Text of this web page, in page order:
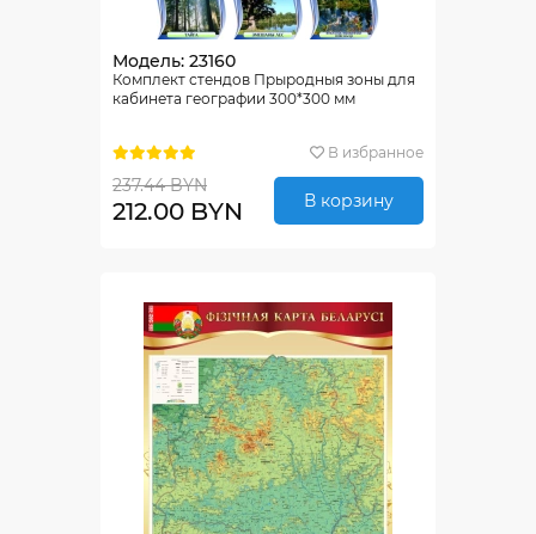
Модель: 23160
Комплект стендов Прыродныя зоны для
кабинета географии 300*300 мм
В избранное
237.44 BYN
212.00 BYN В корзину